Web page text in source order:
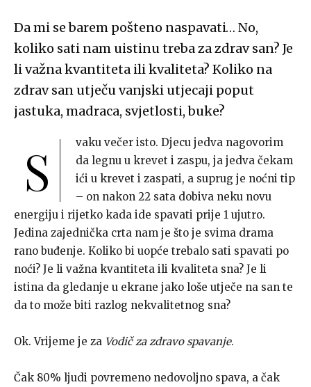
Da mi se barem pošteno naspavati… No,
koliko sati nam uistinu treba za zdrav san? Je
li važna kvantiteta ili kvaliteta? Koliko na
zdrav san utječu vanjski utjecaji poput
jastuka, madraca, svjetlosti, buke?
S
vaku večer isto. Djecu jedva nagovorim
da legnu u krevet i zaspu, ja jedva čekam
ići u krevet i zaspati, a suprug je noćni tip
– on nakon 22 sata dobiva neku novu
energiju i rijetko kada ide spavati prije 1 ujutro.
Jedina zajednička crta nam je što je svima drama
rano buđenje. Koliko bi uopće trebalo sati spavati po
noći? Je li važna kvantiteta ili kvaliteta sna? Je li
istina da gledanje u ekrane jako loše utječe na san te
da to može biti razlog nekvalitetnog sna?
Ok. Vrijeme je za Vodič za zdravo spavanje.
Čak 80% ljudi povremeno nedovoljno spava, a čak